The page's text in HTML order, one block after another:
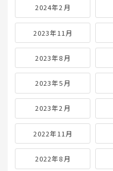
2024年2月
2023年11月
2023年8月
2023年5月
2023年2月
2022年11月
2022年8月